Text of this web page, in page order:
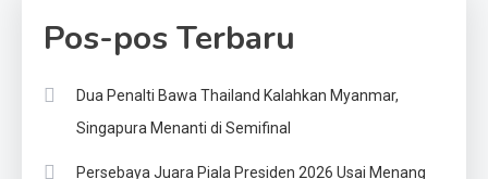
Pos-pos Terbaru
Dua Penalti Bawa Thailand Kalahkan Myanmar,
Singapura Menanti di Semifinal
Persebaya Juara Piala Presiden 2026 Usai Menang